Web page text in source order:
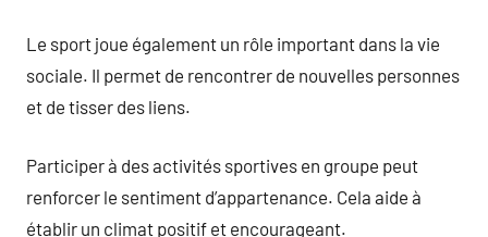
Le sport joue également un rôle important dans la vie
sociale. Il permet de rencontrer de nouvelles personnes
et de tisser des liens.
Participer à des activités sportives en groupe peut
renforcer le sentiment d’appartenance. Cela aide à
établir un climat positif et encourageant.